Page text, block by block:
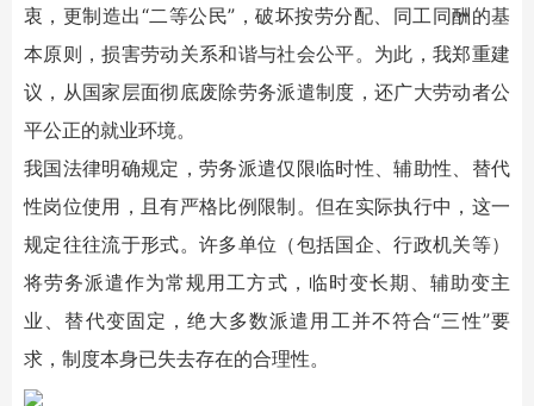
衷，更制造出“二等公民”，破坏按劳分配、同工同酬的基
本原则，损害劳动关系和谐与社会公平。为此，我郑重建
议，从国家层面彻底废除劳务派遣制度，还广大劳动者公
平公正的就业环境。
我国法律明确规定，劳务派遣仅限临时性、辅助性、替代
性岗位使用，且有严格比例限制。但在实际执行中，这一
规定往往流于形式。许多单位（包括国企、行政机关等）
将劳务派遣作为常规用工方式，临时变长期、辅助变主
业、替代变固定，绝大多数派遣用工并不符合“三性”要
求，制度本身已失去存在的合理性。